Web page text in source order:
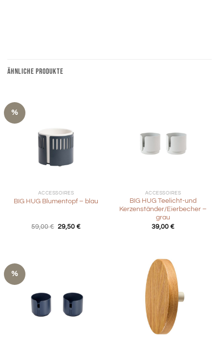
ÄHNLICHE PRODUKTE
%
ACCESSOIRES
BIG HUG Blumentopf – blau
59,00€ Ursprünglicher
29,50€Aktueller
ACCESSOIRES
BIG HUG Teelicht-und
Kerzenständer/Eierbecher –
grau
39,00 €
%